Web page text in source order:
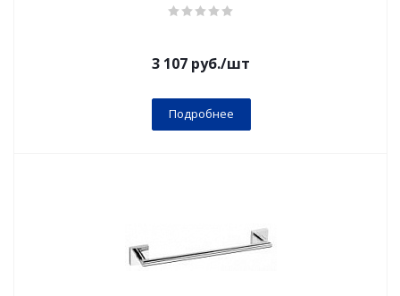
3 107 руб./шт
Подробнее